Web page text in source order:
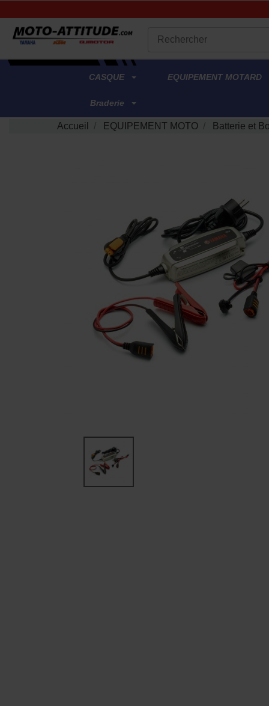
.
CASQUE EQUIPEMENT MOTARD
Braderie
Accueil EQUIPEMENT MOTO Batterie et